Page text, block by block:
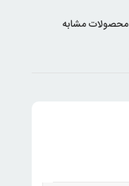
محصولات مشابه